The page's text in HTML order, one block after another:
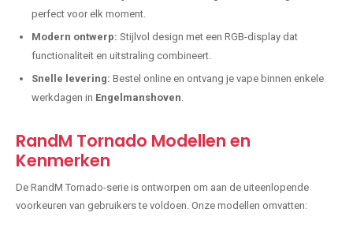
perfect voor elk moment.
Modern ontwerp: Stijlvol design met een RGB-display dat
functionaliteit en uitstraling combineert.
Snelle levering: Bestel online en ontvang je vape binnen enkele
werkdagen in Engelmanshoven
RandM Tornado Modellen en
Kenmerken
De RandM Tornado-serie is ontworpen om aan de uiteenlopende
voorkeuren van gebruikers te voldoen. Onze modellen omvatten: